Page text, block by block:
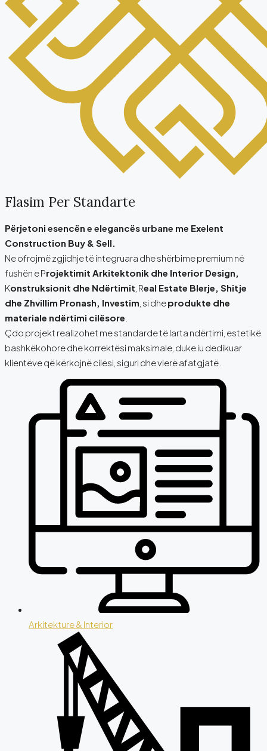
Flasim Per Standarte
Përjetoni esencën e elegancës urbane me Exelent
Construction Buy & Sell.
Ne ofrojmë zgjidhje të integruara dhe shërbime premium në
fushën e Projektimit Arkitektonik dhe Interior Design,
Konstruksionit dhe Ndërtimit , Real Estate Blerje, Shitje
dhe Zhvillim Pronash, Investim , si dheprodukte dhe
materiale ndërtimi cilësore
Çdo projekt realizohet me standarde të larta ndërtimi, estetikë
bashkëkohore dhe korrektësi maksimale, duke iu dedikuar
klientëve që kërkojnë cilësi, siguri dhe vlerë afatgjatë.
Arkitekture & Interior